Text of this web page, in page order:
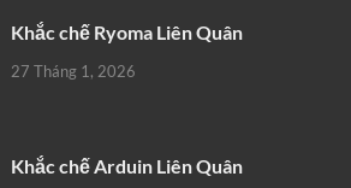
Khắc chế Ryoma Liên Quân
27 Tháng 1, 2026
Khắc chế Arduin Liên Quân